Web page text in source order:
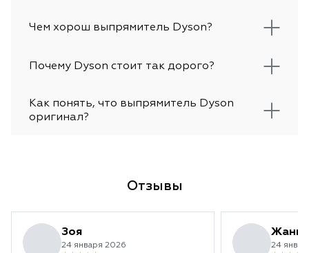
Чем хорош выпрямитель Dyson?
Почему Dyson стоит так дорого?
Как понять, что выпрямитель Dyson
оригинал?
Отзывы
Зоя
24 января 2026
Жанна
24